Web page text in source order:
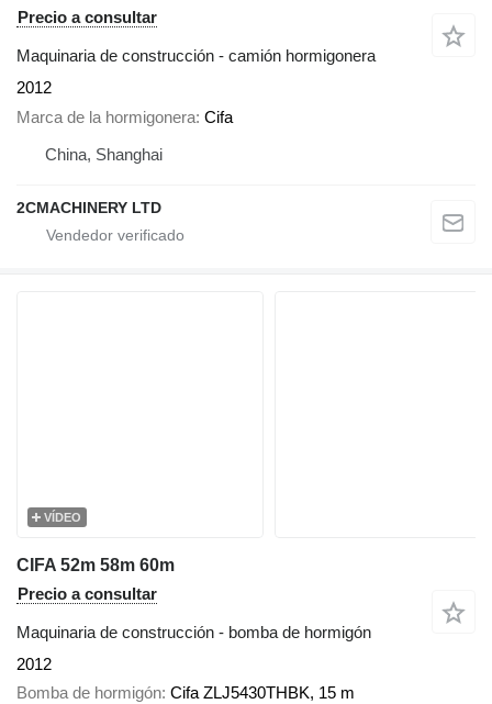
Precio a consultar
Maquinaria de construcción - camión hormigonera
2012
Marca de la hormigonera Cifa
China, Shanghai
2CMACHINERY LTD
VÍDEO
CIFA 52m 58m 60m
Precio a consultar
Maquinaria de construcción - bomba de hormigón
2012
Bomba de hormigón Cifa ZLJ5430THBK, 15 m